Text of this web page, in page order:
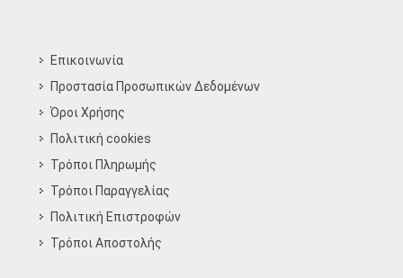
Επικοινωνία
Προστασία Προσωπικών Δεδομένων
Όροι Χρήσης
Πολιτική cookies
Τρόποι Πληρωμής
Τρόποι Παραγγελίας
Πολιτική Επιστροφών
Τρόποι Aποστολής